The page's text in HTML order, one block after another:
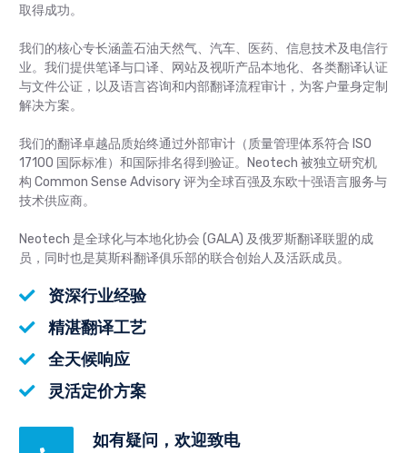
取得成功。
我们的核心专长涵盖石油天然气、汽车、医药、信息技术及电信行
业。我们提供笔译与口译、网站及视听产品本地化、各类翻译认证
与文件公证，以及语言咨询和内部翻译流程审计，为客户量身定制
解决方案。
我们的翻译卓越品质始终通过外部审计（质量管理体系符合 ISO
17100 国际标准）和国际排名得到验证。Neotech 被独立研究机
构 Common Sense Advisory 评为全球百强及东欧十强语言服务与
技术供应商。
Neotech 是全球化与本地化协会 (GALA) 及俄罗斯翻译联盟的成
员，同时也是莫斯科翻译俱乐部的联合创始人及活跃成员。
资深行业经验
精湛翻译工艺
全天候响应
灵活定价方案
如有疑问，欢迎致电